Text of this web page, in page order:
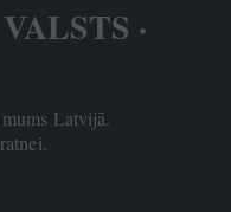
·
Latvijā.